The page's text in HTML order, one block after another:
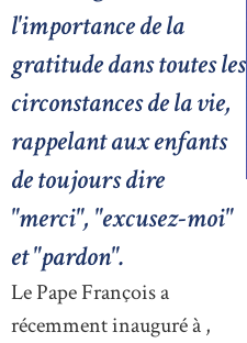
l'importance de la
gratitude dans toutes les
circonstances de la vie,
rappelant aux enfants
de toujours dire
"merci", "excusez-moi"
et "pardon".
Le Pape François a
récemment inauguré à ,